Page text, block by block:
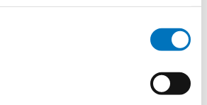
SK-PVC UL/CSA 4G2,5 (AWG14)
Ketjukaapeli KAWEFLEX 6100 ECO